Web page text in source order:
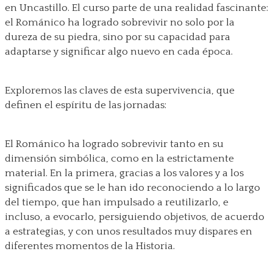
en Uncastillo. El curso parte de una realidad fascinante:
el Románico ha logrado sobrevivir no solo por la
dureza de su piedra, sino por su capacidad para
adaptarse y significar algo nuevo en cada época.
Exploremos las claves de esta supervivencia, que
definen el espíritu de las jornadas:
El Románico ha logrado sobrevivir tanto en su
dimensión simbólica, como en la estrictamente
material. En la primera, gracias a los valores y a los
significados que se le han ido reconociendo a lo largo
del tiempo, que han impulsado a reutilizarlo, e
incluso, a evocarlo, persiguiendo objetivos, de acuerdo
a estrategias, y con unos resultados muy dispares en
diferentes momentos de la Historia.